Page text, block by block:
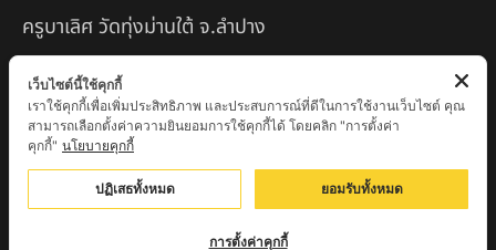
ครูบาเลิศ วัดทุ่งม่านใต้ จ.ลำปาง
หลวงปู่หนู นรินโท วัดวังท่าดี จ.เพชรบูรณ์
ครูบาทอง วัดก้อท่า จ.ลำพูน
ครูบาตุ๊เจ้าปู่หว่าหลิ่ง วิระทะโย วัดเวฬุวัน อ.เชียงดาว
จ.เชียงใหม่
ครูบาศรี สุจิตโต บ้านสบก๋ง จ.ลำปาง
เว็บไซต์นี้ใช้คุกกี้
เราใช้คุกกี้เพื่อเพิ่มประสิทธิภาพ และประสบการณ์ที่ดีในการใช้งานเว็บไซต์ คุณ
สามารถเลือกตั้งค่าความยินยอมการใช้คุกกี้ได้ โดยคลิก "การตั้งค่า
คุกกี้" นโยบายคุกกี้
ปฏิเสธทั้งหมด ยอมรับทั้งหมด
การตั้งค่าคุกกี้